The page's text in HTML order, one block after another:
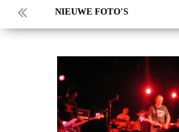
NIEUWE FOTO'S